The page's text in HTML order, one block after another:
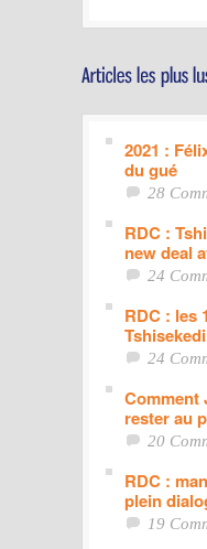
2021 :
du gué
28
RDC :
new deal
24
RDC : les
Tshisekedi
24
Comment
rester au
20
RDC :
plein
19